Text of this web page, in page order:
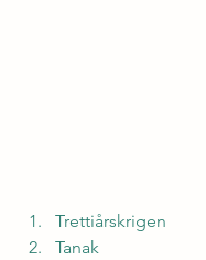
Trettiårskrigen
Tanak